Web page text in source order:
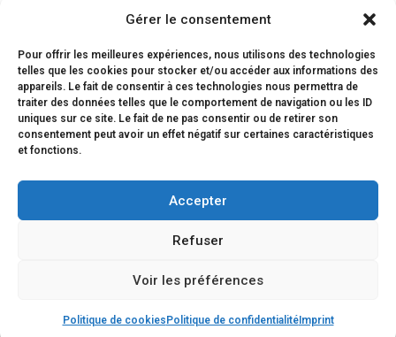
Gérer le consentement
Pour offrir les meilleures expériences, nous utilisons des technologies
telles que les cookies pour stocker et/ou accéder aux informations des
appareils. Le fait de consentir à ces technologies nous permettra de
traiter des données telles que le comportement de navigation ou les ID
uniques sur ce site. Le fait de ne pas consentir ou de retirer son
consentement peut avoir un effet négatif sur certaines caractéristiques
et fonctions.
Accepter
Refuser
Voir les préférences
Politique de cookies Politique de confidentialitéImprint
© 2026 FRANCISPORT – website : sw-it tipok